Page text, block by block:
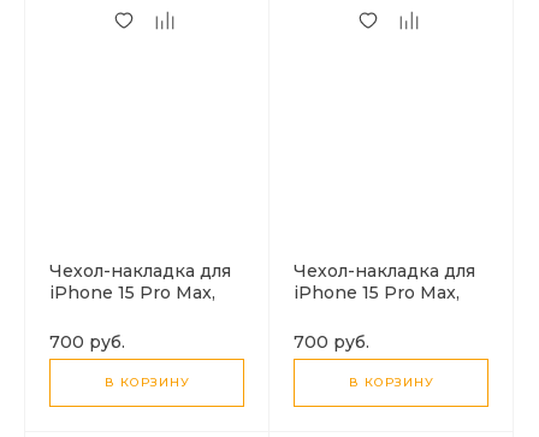
Чехол-накладка для
iPhone 15 Pro Max,
магнитный (MagSafe),
без лого, X-CASE,
черный
700 руб.
В КОРЗИНУ
Чехол-накладка для
iPhone 15 Pro Max,
магнитный (MagSafe),
без лого, X-CASE,
светло-голубой
700 руб.
В КОРЗИНУ